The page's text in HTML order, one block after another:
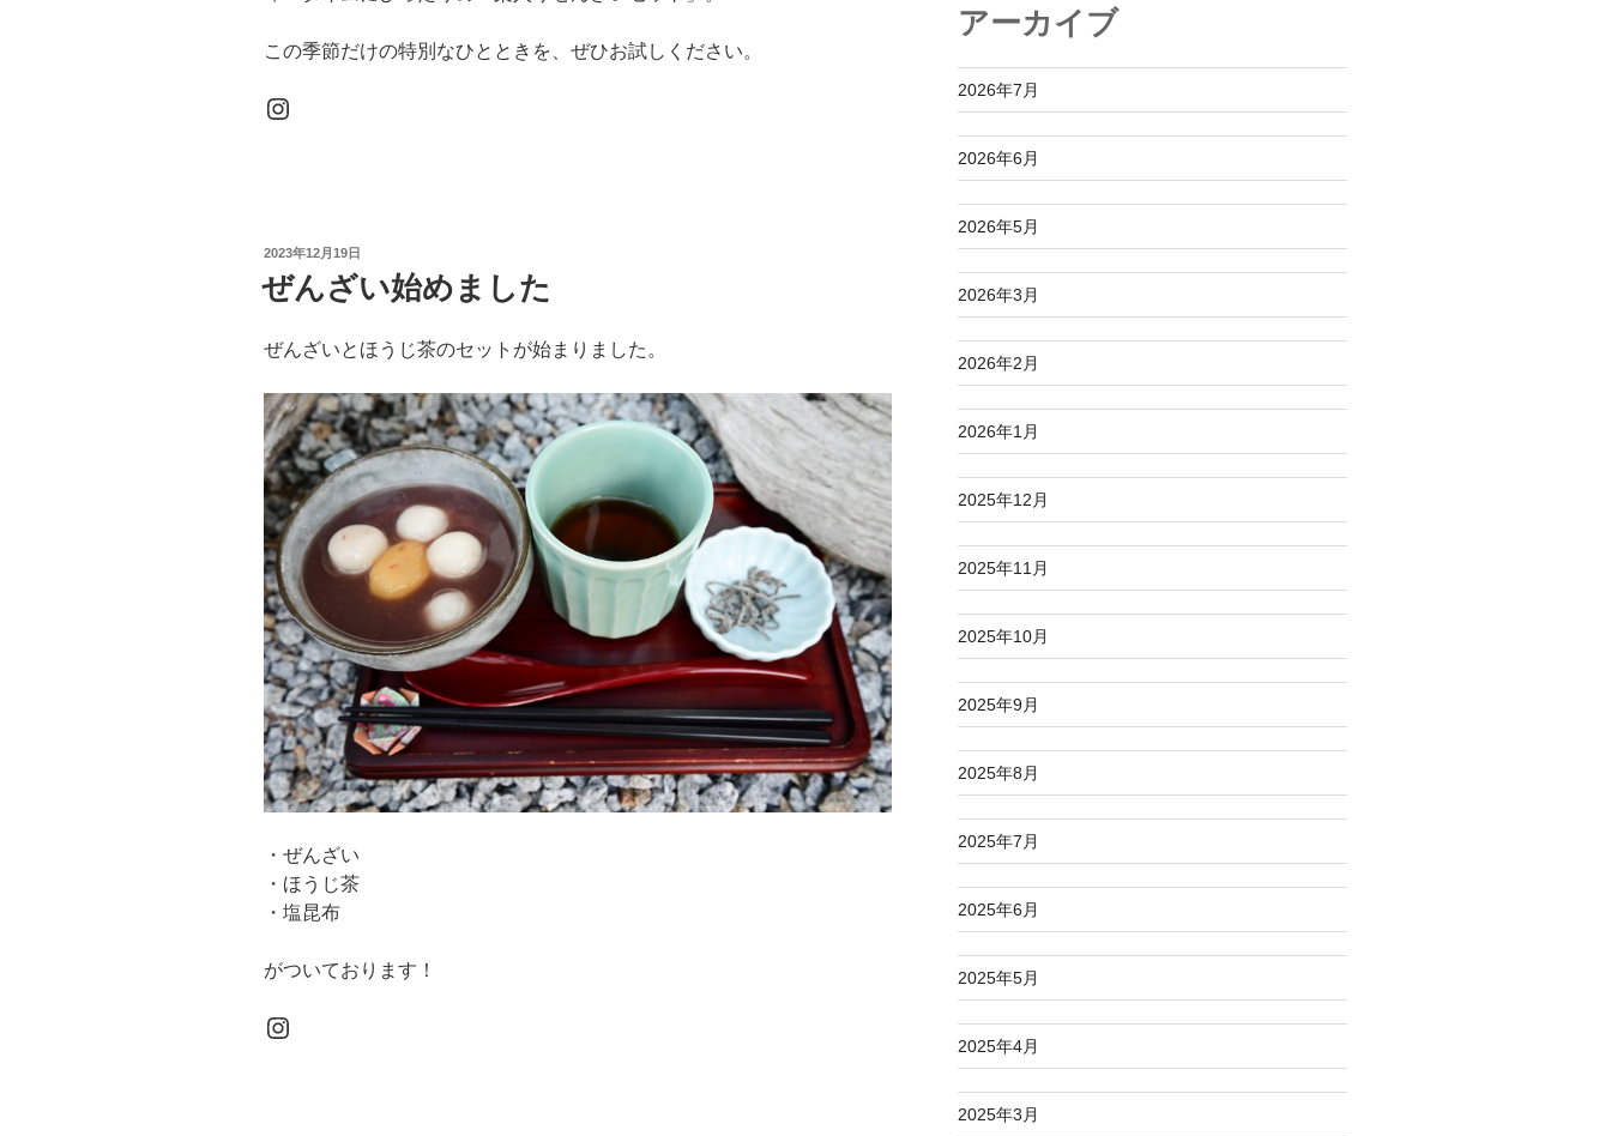
この季節だけの特別なひとときを、ぜひお試しください。
Instagram
投
日:
2023年12月19日
ぜんざい始めました
ぜんざいとほうじ茶のセットが始まりました。
・ぜんざい
・ほうじ茶
・塩昆布
がついております！
Instagram
アーカイブ
2026年7月
2026年6月
2026年5月
2026年3月
2026年2月
2026年1月
2025年12月
2025年11月
2025年10月
2025年9月
2025年8月
2025年7月
2025年6月
2025年5月
2025年4月
2025年3月